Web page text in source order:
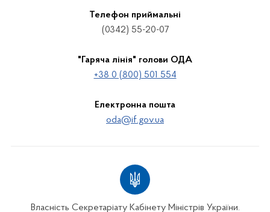
Телефон приймальні
(0342) 55-20-07
"Гаряча лінія" голови ОДА
+38 0 (800) 501 554
Електронна пошта
oda@if.gov.ua
Власність Секретаріату Кабінету Міністрів України.